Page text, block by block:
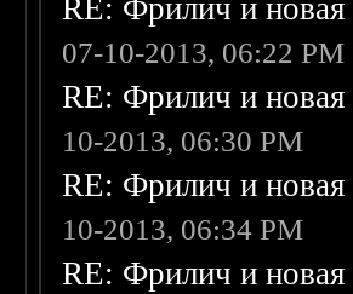
RE: Фрилич и новая
07-10-2013, 06:22 PM
RE: Фрилич и новая
10-2013, 06:30 PM
RE: Фрилич и новая
10-2013, 06:34 PM
RE: Фрилич и новая